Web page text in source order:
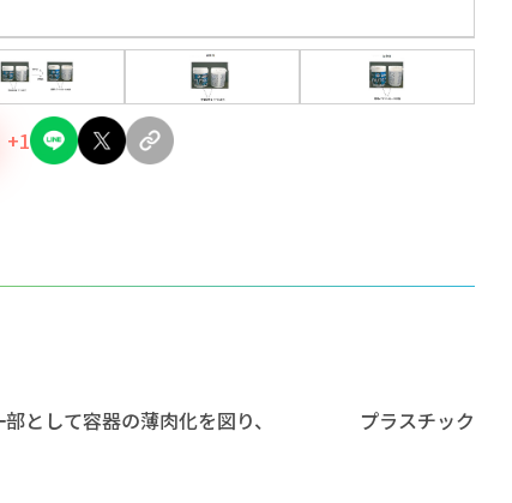
+1
一部として容器の薄肉化を図り、 プラスチック